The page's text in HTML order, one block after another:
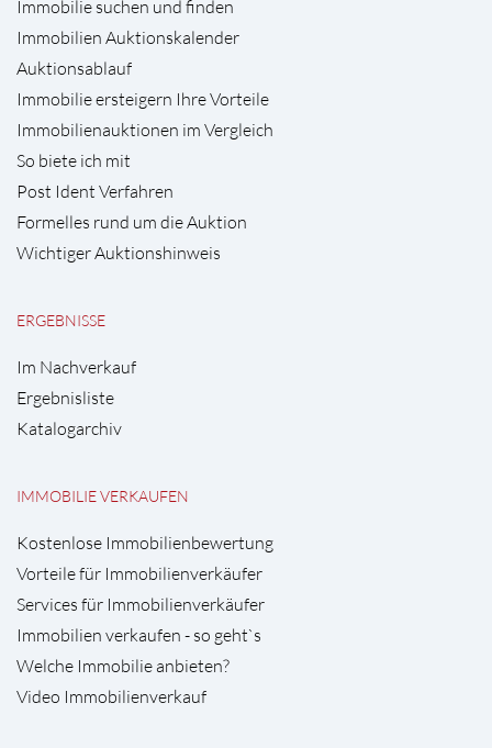
Immobilie suchen und finden
Immobilien Auktionskalender
Auktionsablauf
Immobilie ersteigern Ihre Vorteile
Immobilienauktionen im Vergleich
So biete ich mit
Post Ident Verfahren
Formelles rund um die Auktion
Wichtiger Auktionshinweis
ERGEBNISSE
Im Nachverkauf
Ergebnisliste
Katalogarchiv
IMMOBILIE VERKAUFEN
Kostenlose Immobilienbewertung
Vorteile für Immobilienverkäufer
Services für Immobilienverkäufer
Immobilien verkaufen - so geht`s
Welche Immobilie anbieten?
Video Immobilienverkauf